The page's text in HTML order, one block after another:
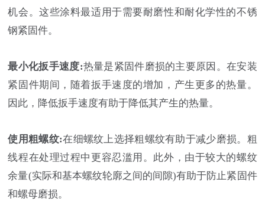
机会。这些涂料最适用于需要耐磨性和耐化学性的不锈
钢紧固件。
最小化扳手速度:热量是紧固件磨损的主要原因。在安装
紧固件期间，随着扳手速度的增加，产生更多的热量。
因此，降低扳手速度有助于降低其产生的热量。
使用粗螺纹:在细螺纹上选择粗螺纹有助于减少磨损。粗
线程在处理过程中更容忍滥用。此外，由于较大的螺纹
余量(实际和基本螺纹轮廓之间的间隙)有助于防止紧固件
和螺母磨损。